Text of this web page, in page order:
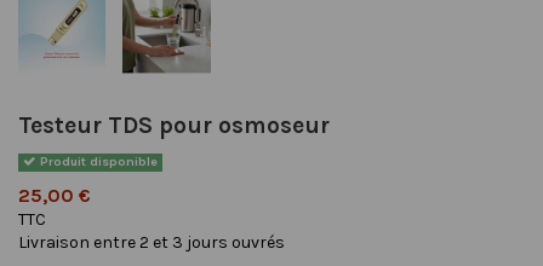
Testeur TDS pour osmoseur
Produit disponible
25,00 €
TTC
Livraison entre 2 et 3 jours ouvrés